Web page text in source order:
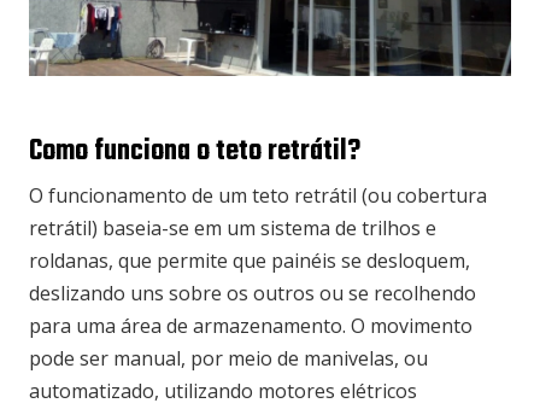
Como funciona o teto retrátil?
O funcionamento de um teto retrátil (ou cobertura
retrátil) baseia-se em um sistema de trilhos e
roldanas, que permite que painéis se desloquem,
deslizando uns sobre os outros ou se recolhendo
para uma área de armazenamento. O movimento
pode ser manual, por meio de manivelas, ou
automatizado, utilizando motores elétricos